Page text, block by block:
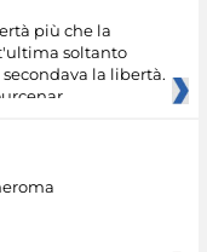
più che la
soltanto
la libertà.